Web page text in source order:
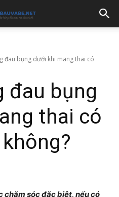
đau bụng dưới khi mang thai có
đau bụng
thai có
chăm sóc đặc biệt, nếu có